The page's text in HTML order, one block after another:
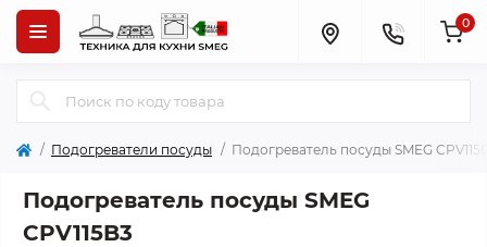
0
Подогреватели посуды Подогреватель посуды SMEG
Подогреватель посуды SMEG
CPV115B3